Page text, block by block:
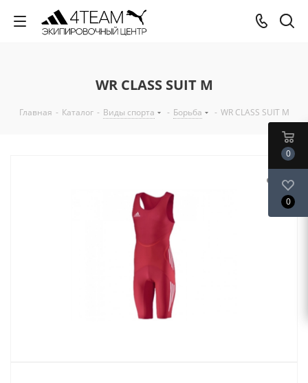
WR CLASS SUIT M
Главная - Каталог - Виды спорта - Борьба - WR CLASS SUIT M
0
0